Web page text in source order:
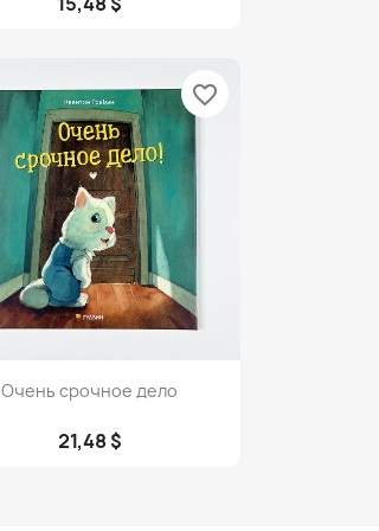
Просмотр
Очень срочное дело
21,48 $
favorite_border